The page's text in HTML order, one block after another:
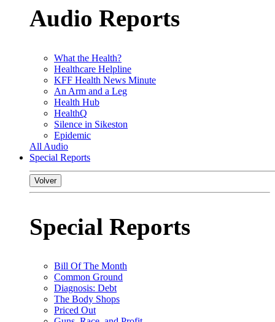
Audio Reports
What the Health?
Healthcare Helpline
KFF Health News Minute
An Arm and a Leg
Health Hub
HealthQ
Silence in Sikeston
Epidemic
All Audio
Special Reports
Volver
Special Reports
Bill Of The Month
Common Ground
Diagnosis: Debt
The Body Shops
Priced Out